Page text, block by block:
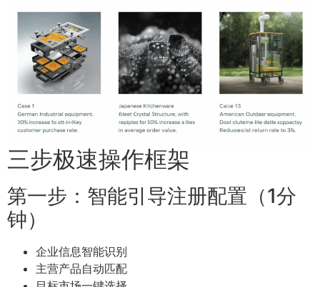
三步极速操作框架
第一步：智能引导注册配置（1分
钟）
企业信息智能识别
主营产品自动匹配